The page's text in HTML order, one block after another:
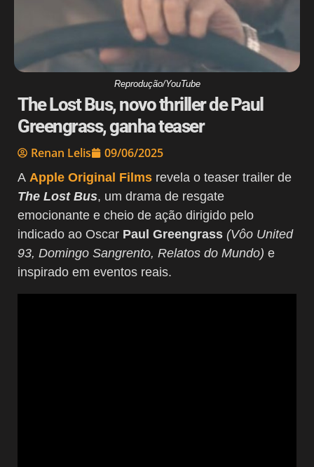
Reprodução/YouTube
The Lost Bus, novo thriller de Paul
Greengrass, ganha teaser
Renan Lelis 09/06/2025
A Apple Original Films revela o teaser trailer de
The Lost Bus, um drama de resgate
emocionante e cheio de ação dirigido pelo
indicado ao Oscar Paul Greengrass (Vôo United
93, Domingo Sangrento, Relatos do Mundo) e
inspirado em eventos reais.